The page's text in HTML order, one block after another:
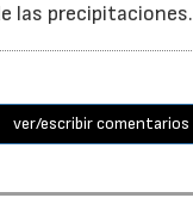
las precipitaciones.
ver/escribir comentarios